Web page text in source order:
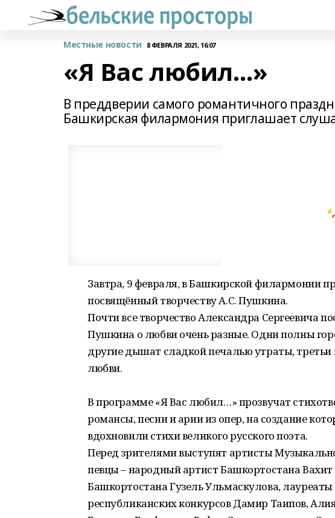
Местные новости 8 ФЕВРАЛЯ 2021, 16:07
«Я Вас любил…»
В преддверии самого романтичного
Башкирская филармония приглашает
Завтра, 9 февраля, в Башкирской филармонии
посвящённый творчеству А.С. Пушкина.
Почти все творчество Александра Сергеевича
Пушкина о любви очень разные. Одни полны
другие дышат сладкой печалью утраты, третьи
любви.
В программе «Я Вас любил…» прозвучат
романсы, песни и арии из опер, на создание
вдохновили стихи великого русского поэта.
Перед зрителями выступят артисты
певцы – народный артист Башкортостана
Башкортостана Гузель Ульмаскулова,
республиканских конкурсов Дамир Таипов,